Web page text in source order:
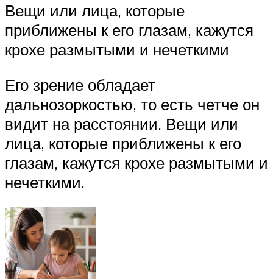
Вещи или лица, которые
приближены к его глазам, кажутся
крохе размытыми и нечеткими
Его зрение обладает
дальнозоркостью, то есть четче он
видит на расстоянии. Вещи или
лица, которые приближены к его
глазам, кажутся крохе размытыми и
нечеткими.